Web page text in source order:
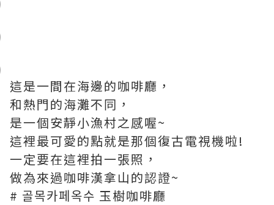
這是一間在海邊的咖啡廳，
和熱門的海灘不同，
是一個安靜小漁村之感喔~
這裡最可愛的點就是那個復古電視機啦!
一定要在這裡拍一張照，
做為來過咖啡漢拿山的認證~
# 골목카페옥수 玉樹咖啡廳